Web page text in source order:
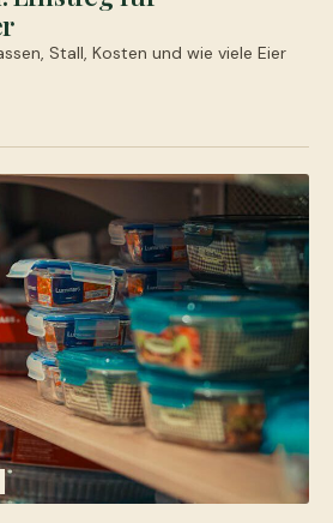
Stall, Kosten und wie viele Eier